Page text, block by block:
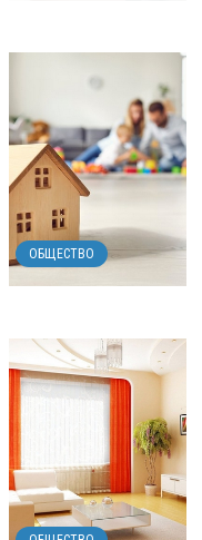
ОБЩЕСТВО